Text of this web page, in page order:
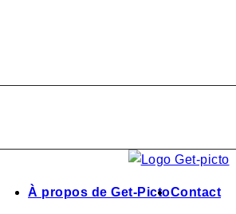
À propos de Get-PictoContact